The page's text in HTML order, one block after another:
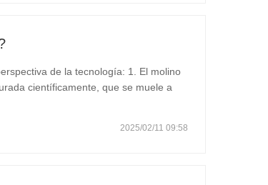
de la tecnología: 1. El molino
científicamente, que se muele a
2025/02/11 09:58